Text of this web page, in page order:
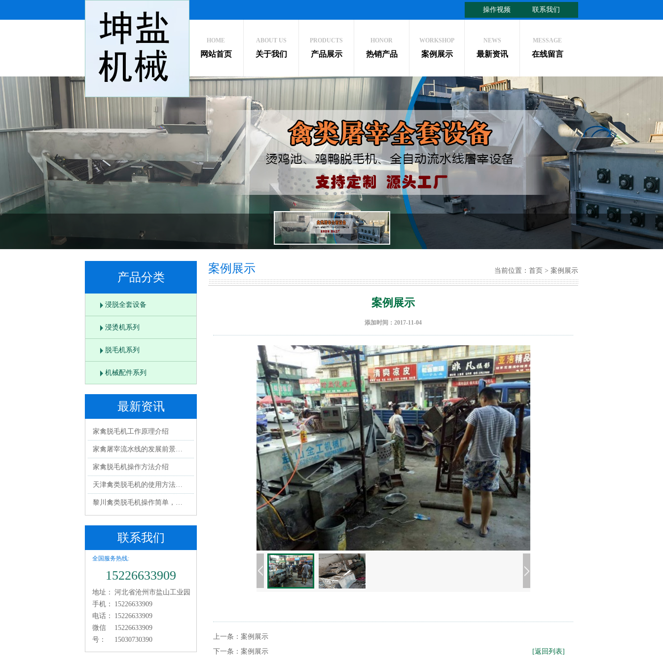
操作视频 联系我们
HOME
网站首页
ABOUT US
关于我们
PRODUCTS
产品展示
HONOR
热销产品
WORKSHOP
案例展示
NEWS
最新资讯
MESSAGE
在线留言
产品分类
浸脱全套设备
浸烫机系列
脱毛机系列
机械配件系列
最新资讯
家禽脱毛机工作原理介绍
家禽屠宰流水线的发展前景…
家禽脱毛机操作方法介绍
天津禽类脱毛机的使用方法…
黎川禽类脱毛机操作简单，…
联系我们
全国服务热线:
15226633909
地址： 河北省沧州市盐山工业园
手机：
15226633909
电话：
15226633909
微信
号：
15226633909
15030730390
案例展示 当前位置： 首页 > 案例展示
案例展示
添加时间：2017-11-04
上一条： 案例展示
下一条： 案例展示 [返回列表]